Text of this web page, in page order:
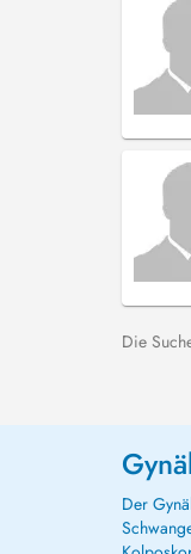
Die
Der